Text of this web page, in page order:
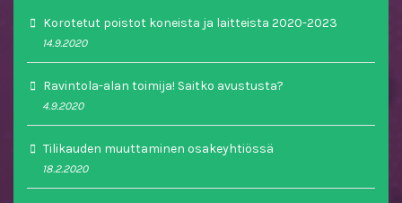
Korotetut poistot koneista ja laitteista 2020-2023
14.9.2020
Ravintola-alan toimija! Saitko avustusta?
4.9.2020
Tilikauden muuttaminen osakeyhtiössä
18.2.2020